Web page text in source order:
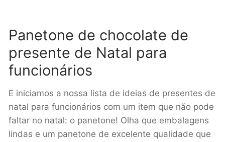
Panetone de chocolate de
presente de Natal para
funcionários
E iniciamos a nossa lista de ideias de presentes de
natal para funcionários com um item que não pode
faltar no natal: o panetone! Olha que embalagens
lindas e um panetone de excelente qualidade que